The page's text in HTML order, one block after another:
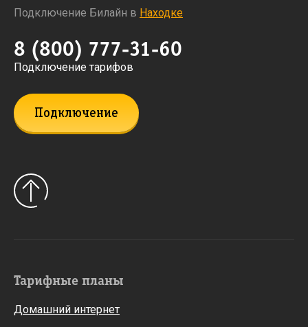
Подключение Билайн в Находке
8 (800) 777-31-60
Подключение тарифов
Подключение
Тарифные планы
Домашний интернет